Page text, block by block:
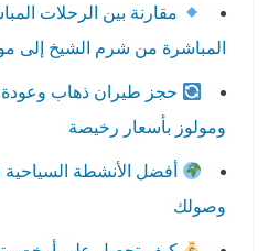
مقارنة بين الرحلات المباشرة
المباشرة من شرم الشيخ إلى مولوز
حجز طيران ذهاب وعودة بين
ومولوز بأسعار رخيصة
أفضل الأنشطة السياحية في
وصولك